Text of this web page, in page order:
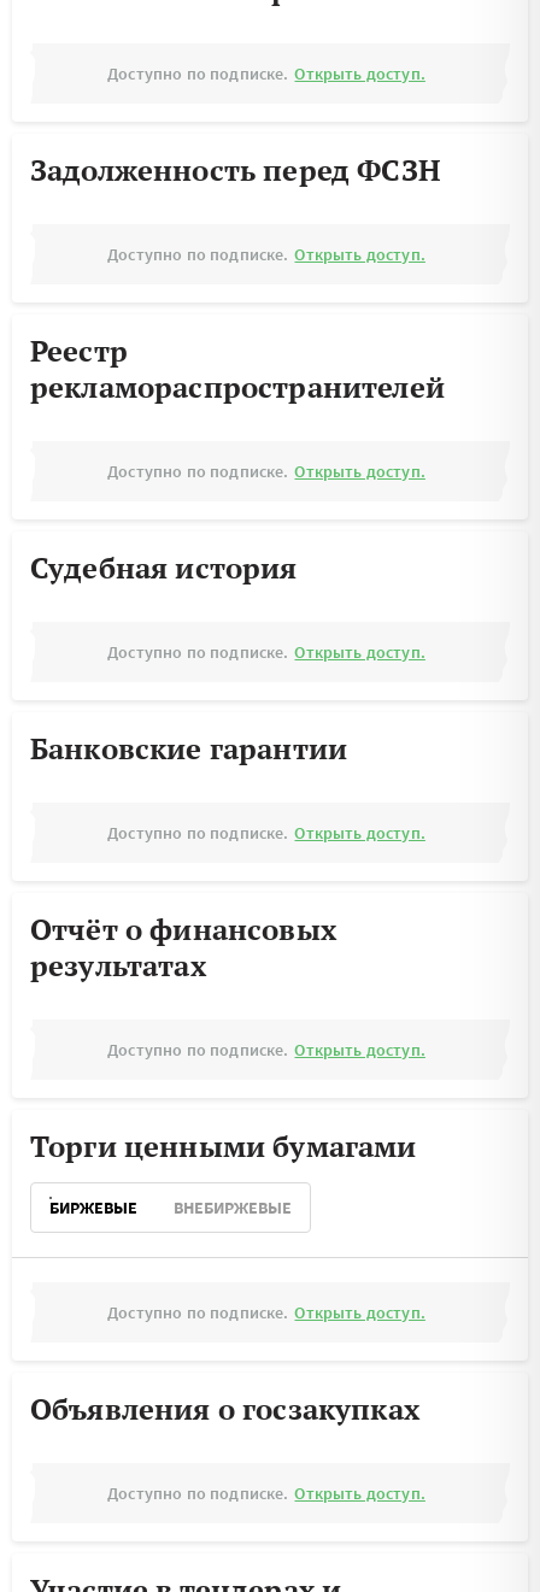
Доступно по подписке. Открыть доступ.
Задолженность перед ФСЗН
Доступно по подписке. Открыть доступ.
Реестр
рекламораспространителей
Доступно по подписке. Открыть доступ.
Судебная история
Доступно по подписке. Открыть доступ.
Банковские гарантии
Доступно по подписке. Открыть доступ.
Отчёт о финансовых
результатах
Доступно по подписке. Открыть доступ.
Торги ценными бумагами
БИРЖЕВЫЕ ВНЕБИРЖЕВЫЕ
Доступно по подписке. Открыть доступ.
Объявления о госзакупках
Доступно по подписке. Открыть доступ.